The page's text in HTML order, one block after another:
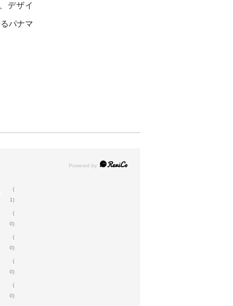
デザイ
パナマ
(
1)
(
0)
(
0)
(
0)
(
0)